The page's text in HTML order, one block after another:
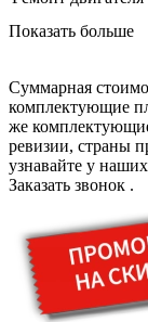
dvd и
экшн
Показать больше
Суммарная
комплектующие
же
ревизии, страны
узнавайте у
Заказать звонок .